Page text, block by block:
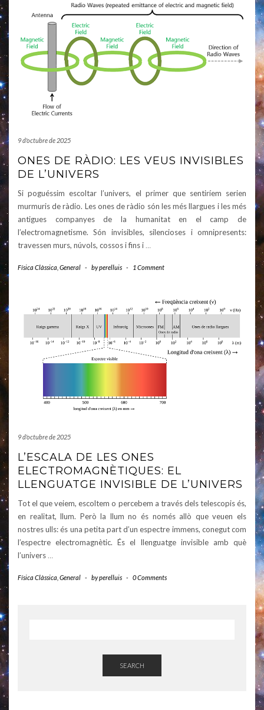
9 d'octubre de 2025
ONES DE RÀDIO: LES VEUS INVISIBLES
DE L’UNIVERS
Si poguéssim escoltar l’univers, el primer que sentiríem serien
murmuris de ràdio. Les ones de ràdio són les més llargues i les més
antigues companyes de la humanitat en el camp de
l’electromagnetisme. Són invisibles, silencioses i omnipresents:
travessen murs, núvols, cossos i fins i…
Física Clàssica General - byperelluis - 1 Comment
9 d'octubre de 2025
L’ESCALA DE LES ONES
ELECTROMAGNÈTIQUES: EL
LLENGUATGE INVISIBLE DE L’UNIVERS
Tot el que veiem, escoltem o percebem a través dels telescopis és,
en realitat, llum. Però la llum no és només allò que veuen els
nostres ulls: és una petita part d’un espectre immens, conegut com
l’espectre electromagnètic. És el llenguatge invisible amb què
l’univers …
Física Clàssica General - byperelluis - 0 Comments
SEARCH